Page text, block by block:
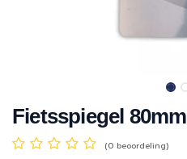
Fietsspiegel 80mm
(0 beoordeling)